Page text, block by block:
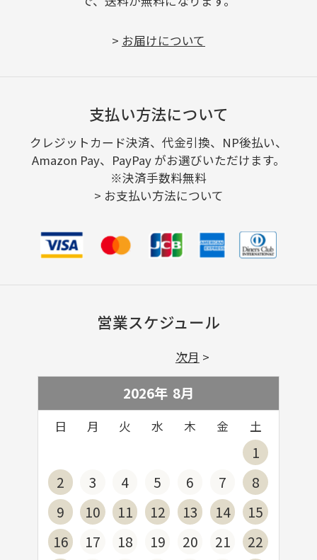
> お届けについて
支払い方法について
クレジットカード決済、代金引換、NP後払い、
Amazon Pay、PayPay がお選びいただけます。
※決済手数料無料
> お支払い方法について
営業スケジュール
2026年 8月
日 月 火 水 木 金 土
1
2
3 4 5 6 7
8
9
10 11 12 13 14
15
16
17 18 19 20 21
22
次月